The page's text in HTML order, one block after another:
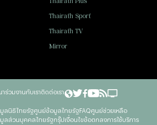
Thairath Sport
Thairath TV
Mirror
ร่วมงานกับเราติดต่อเรา
มูลนิธิไทยรัฐศูนย์ข้อมูลไทยรัฐFAQศูนย์ช่วยเหลือ
ลส่วนบุคคลไทยรัฐกรุ๊ปเงื่อนไขข้อตกลงการใช้บริการ